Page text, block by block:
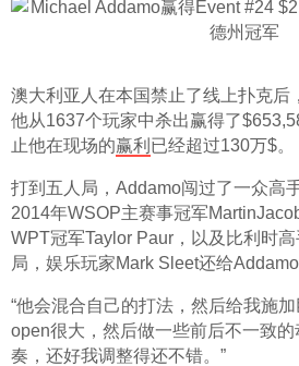
澳大利亚人在本国禁止了线上扑克后
他从1637个玩家中杀出赢得了
止他在现场的赢利 已经超过130万$。
打到五人局，Addamo闯过了一众高
2014年WSOP主赛事冠军
WPT冠军Taylor Paur，以及比利时
局，娱乐玩家Mark Sleet还给
“他会混合自己的打法，然后给我施
open很大，然后做一些前后不一致
奏，还好我调整得还不错。”